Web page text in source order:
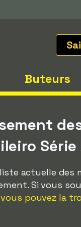
Buteurs
Série
liste actuelle des
Si vous
pouvez la